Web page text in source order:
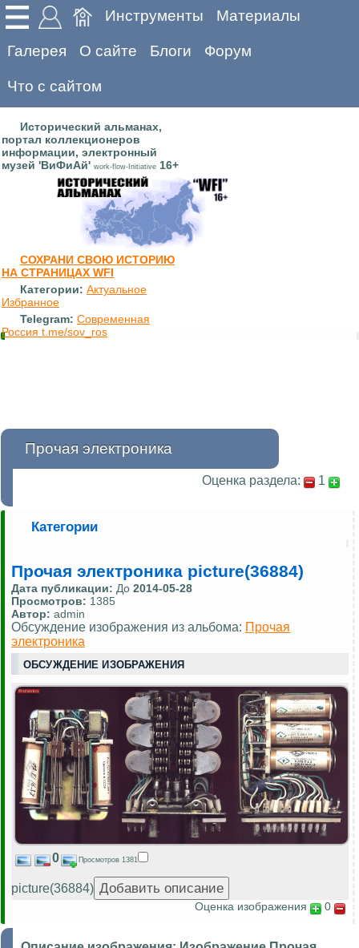
Инструменты Материалы
Галерея О сайте Блоги Форум
Что с сайтом
Исторический альманах,
портал коллекционеров
информации, электронный
музей 'ВиФиАй' work-flow-Initiative 16+
СОХРАНИ СВОЮ ИСТОРИЮ
НА СТРАНИЦАХ WFI
Категории: Актуальное
Избранное
Telegram: Современная
Россия t.me/sov_ros
Прочая электроника
Оценка раздела: 1
Категории
Прочая электроника picture(36884)
Дата публикации: До 2014-05-28
Просмотров: 1385
Автор: admin
Обсуждение изображения из альбома: Прочая
электроника
ОБСУЖДЕНИЕ ИЗОБРАЖЕНИЯ
0 Просмотров 1381
picture(36884)
Оценка изображения 0